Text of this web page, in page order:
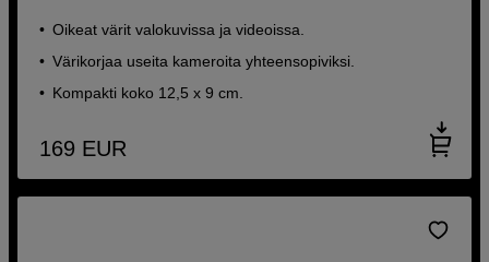
Oikeat värit valokuvissa ja videoissa.
Värikorjaa useita kameroita yhteensopiviksi.
Kompakti koko 12,5 x 9 cm.
169 EUR